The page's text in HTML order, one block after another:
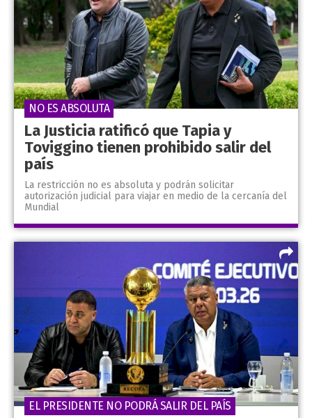
La Justicia ratificó que Tapia y
Toviggino tienen prohibido salir del
país
La restricción no es absoluta y podrán solicitar
autorización judicial para viajar en medio de la cercanía del
Mundial
NO ES ABSOLUTA
EL PRESIDENTE NO PODRÁ SALIR DEL PAÍS